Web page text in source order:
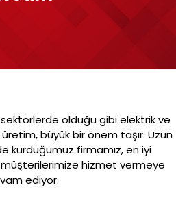
olduğu gibi elektrik ve
büyük bir önem taşır. Uzun
kurduğumuz firmamız, en iyi
hizmet vermeye
ediyor.